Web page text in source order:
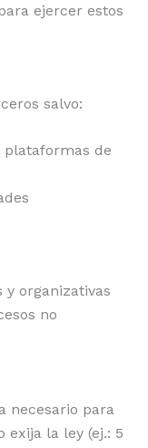
ejercer estos
salvo:
plataformas de
organizativas
no
necesario para
exija la ley (ej.: 5